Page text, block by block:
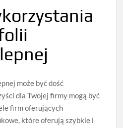
może być dość
dla Twojej firmy mogą być
firm oferujących
które oferują szybkie i